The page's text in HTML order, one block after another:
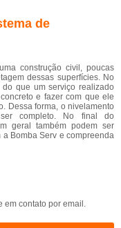
de
construção civil, poucas
dessas superfícies. No
que um serviço realizado
e fazer com que ele
Dessa forma, o nivelamento
completo. No final do
geral também podem ser
Bomba Serv e compreenda
em contato por email.